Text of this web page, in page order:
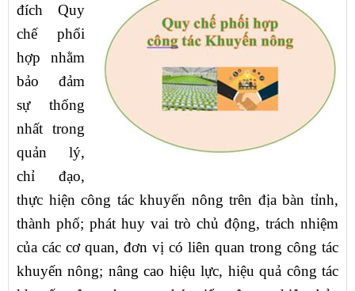
đích Quy
chế phối
hợp nhằm
bảo đảm
sự thống
nhất trong
quản lý,
chỉ đạo,
thực hiện công tác khuyến nông trên địa bàn tỉnh,
thành phố; phát huy vai trò chủ động, trách nhiệm
của các cơ quan, đơn vị có liên quan trong công tác
khuyến nông; nâng cao hiệu lực, hiệu quả công tác